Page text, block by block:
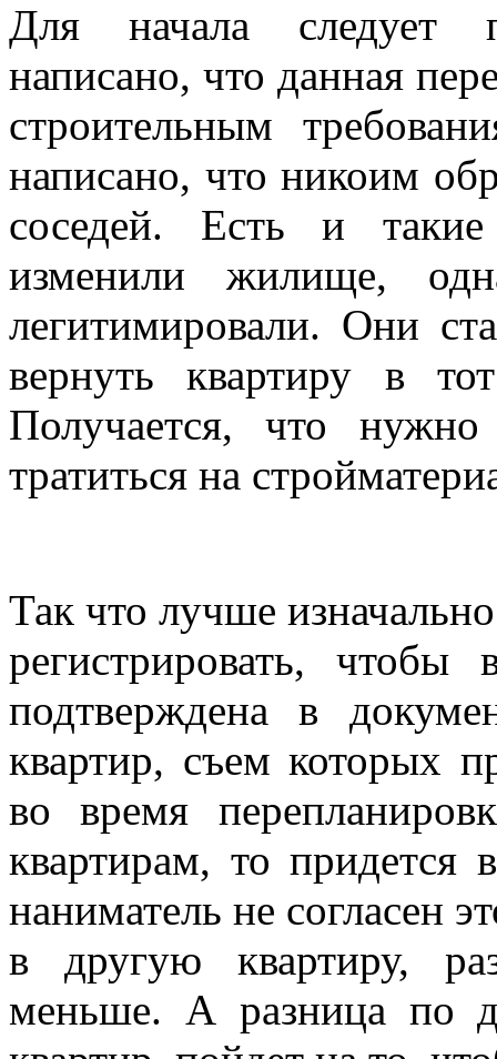
Для начала следует
написано, что данная
строительным
написано, что никоим
соседей. Есть и
изменили жилище,
легитимировали. Они
вернуть квартиру в
Получается, что
тратиться на
Так что лучше
регистрировать, чтобы
подтверждена в
квартир, съем которых
во время
квартирам, то
наниматель не согласен
в другую квартиру,
меньше. А разница по